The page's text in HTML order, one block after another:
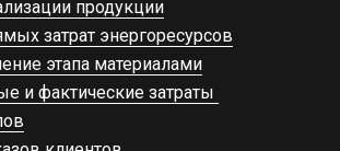
продукции
затрат энергоресурсов
этапа материалами
и фактические затраты